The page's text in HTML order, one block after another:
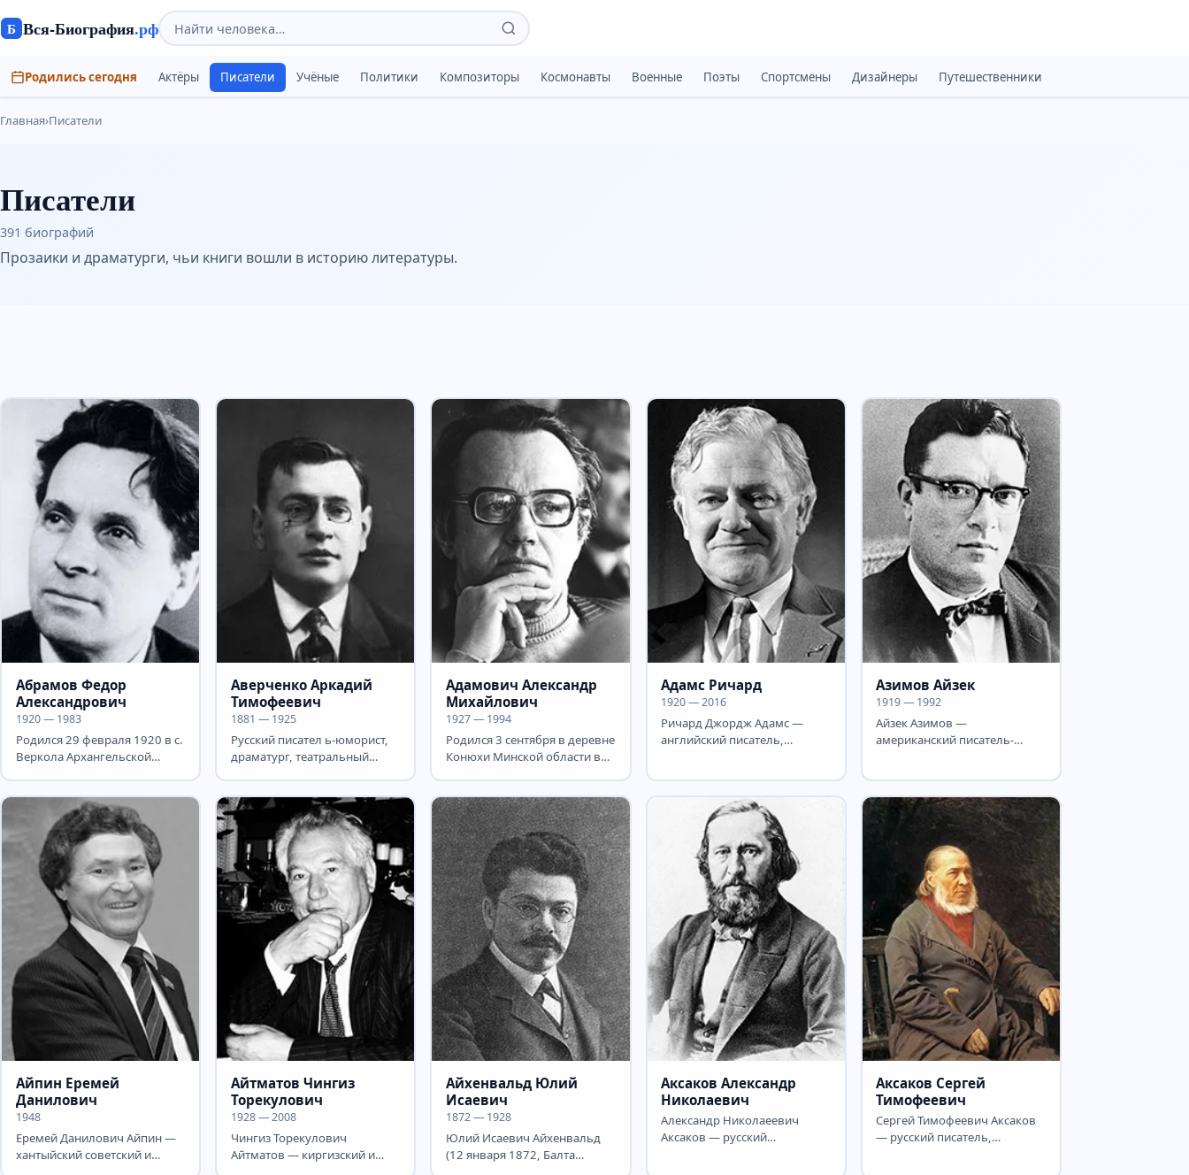
Б Вся-Биография.рф
Родились сегодня Актёры Писатели Учёные Политики Композиторы Космонавты Военные Поэты Спортсмены Дизайнеры Путешественники
Главная›Писатели
Писатели
391 биографий
Прозаики и драматурги, чьи книги вошли в историю литературы.
Абрамов Федор
Александрович
1920 — 1983
Родился 29 февраля 1920 в с.
Веркола Архангельской
Аверченко Аркадий
Тимофеевич
1881 — 1925
Русский писател ь-юморист,
драматург, театральный
Адамович Александр
Михайлович
1927 — 1994
Родился 3 сентября в деревне
Конюхи Минской области в
Адамс Ричард
1920 — 2016
Ричард Джордж Адамс —
английский писатель,
Азимов Айзек
1919 — 1992
Айзек Азимов —
американский писатель-
Айпин Еремей
Данилович
1948
Еремей Данилович Айпин —
хантыйский советский и
Айтматов Чингиз
Торекулович
1928 — 2008
Чингиз Торекулович
Айтматов — киргизский и
Айхенвальд Юлий
Исаевич
1872 — 1928
Юлий Исаевич Айхенвальд
(12 января 1872, Балта
Аксаков Александр
Николаевич
Александр Николаеевич
Аксаков — русский
Аксаков Сергей
Тимофеевич
Сергей Тимофеевич Аксаков
— русский писатель,